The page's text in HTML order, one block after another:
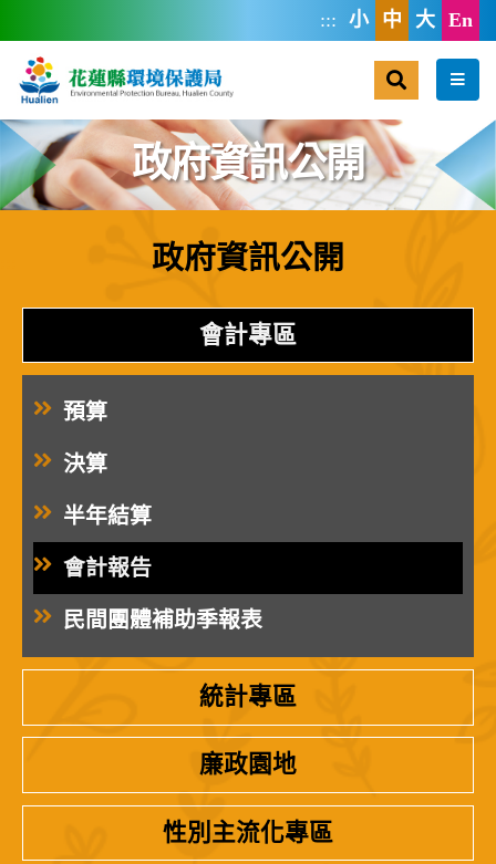
::: 小 中 大 En
選單
政府資訊公開
政府資訊公開
會計專區
預算
決算
半年結算
會計報告
民間團體補助季報表
統計專區
廉政園地
性別主流化專區